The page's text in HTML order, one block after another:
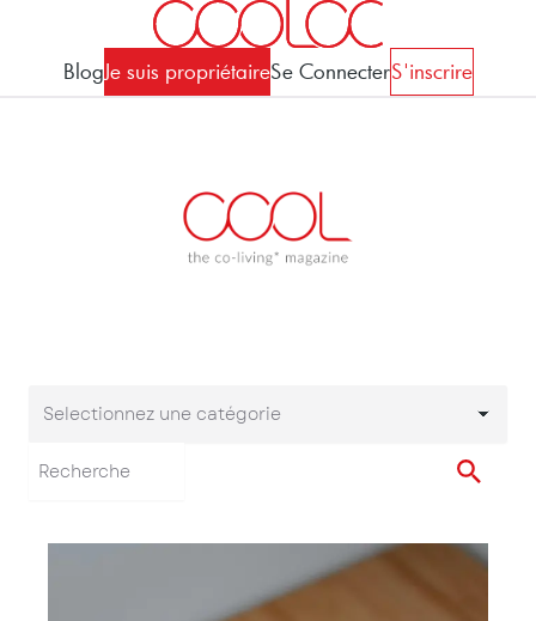
BlogJe suis propriétaireSe ConnecterS'inscrire
Selectionnez une
Selectionnez une catégorie